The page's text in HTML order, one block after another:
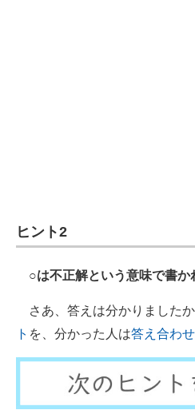
電子設計の基本と応用
ちょっと気になるネットの話題
ヒント2
○は不正解という意味で書か
さあ、答えは分かりました
ト を、分かった人は答え合わせ